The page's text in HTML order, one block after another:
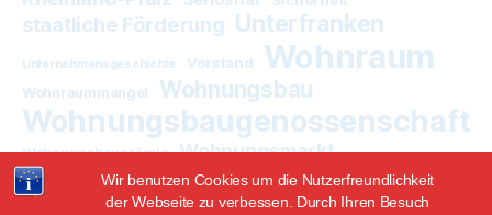
Wir benutzen Cookies um die Nutzerfreundlichkeit
der Webseite zu verbessen. Durch Ihren Besuch
staatliche Förderung Unterfranken
Unternehmensgeschichte Vorstand Wohnraum
Wohnraummangel Wohnungsbau
Wohnungsbaugenossenschaft
Wohnungsbauprämie Wohnungsmarkt